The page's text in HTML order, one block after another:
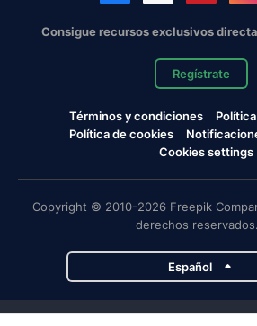
Consigue recursos exclusivos
Regístrate
Términos y condiciones
Política de cookies
Cookies settings
Copyright © 2010-2026 Freepik
derechos reservados.
Español